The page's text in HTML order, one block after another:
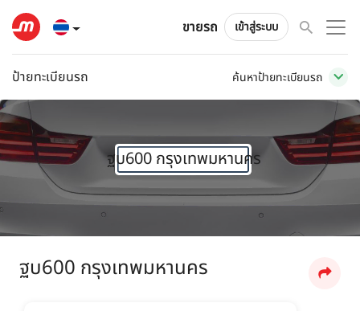
ขายรถ เข้าสู่ระบบ
ป้ายทะเบียนรถ ค้นหาป้ายทะเบียนรถ
ฐบ600 กรุงเทพมหานคร
ฐบ600 กรุงเทพมหานคร